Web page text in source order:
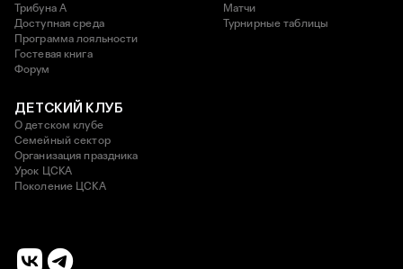
Трибуна А
Доступная среда
Программа лояльности
Гостевая книга
Форум
Матчи
Турнирные таблицы
ДЕТСКИЙ КЛУБ
О детском клубе
Семейный сектор
Организация праздника
Урок ЦСКА
Поколение ЦСКА